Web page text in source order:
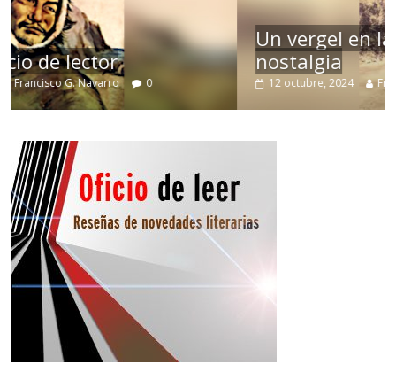
Un vergel en las nieblas de la
nostalgia
12 octubre, 2024 Francisco G. Navarro 0